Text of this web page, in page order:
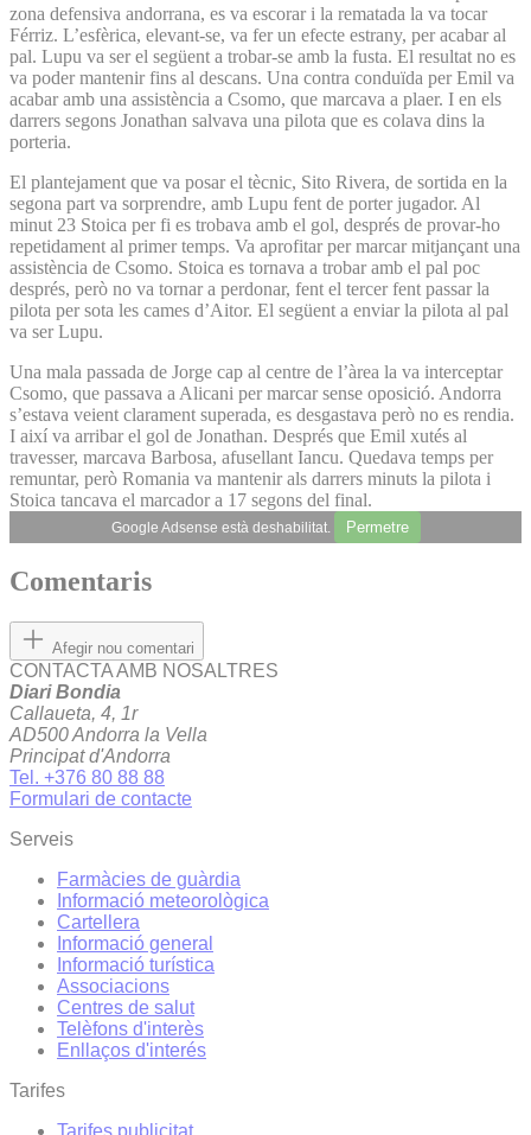
zona defensiva andorrana, es va escorar i la rematada la va tocar
Férriz. L’esfèrica, elevant-se, va fer un efecte estrany, per acabar al
pal. Lupu va ser el següent a trobar-se amb la fusta. El resultat no es
va poder mantenir fins al descans. Una contra conduïda per Emil va
acabar amb una assistència a Csomo, que marcava a plaer. I en els
darrers segons Jonathan salvava una pilota que es colava dins la
porteria.
El plantejament que va posar el tècnic, Sito Rivera, de sortida en la
segona part va sorprendre, amb Lupu fent de porter jugador. Al
minut 23 Stoica per fi es trobava amb el gol, després de provar-ho
repetidament al primer temps. Va aprofitar per marcar mitjançant una
assistència de Csomo. Stoica es tornava a trobar amb el pal poc
després, però no va tornar a perdonar, fent el tercer fent passar la
pilota per sota les cames d’Aitor. El següent a enviar la pilota al pal
va ser Lupu.
Una mala passada de Jorge cap al centre de l’àrea la va interceptar
Csomo, que passava a Alicani per marcar sense oposició. Andorra
s’estava veient clarament superada, es desgastava però no es rendia.
I així va arribar el gol de Jonathan. Després que Emil xutés al
travesser, marcava Barbosa, afusellant Iancu. Quedava temps per
remuntar, però Romania va mantenir als darrers minuts la pilota i
Stoica tancava el marcador a 17 segons del final.
Google Adsense està deshabilitat. Permetre
Comentaris
Afegir nou comentari
CONTACTA AMB NOSALTRES
Diari Bondia
Callaueta, 4, 1r
AD500 Andorra la Vella
Principat d'Andorra
Tel. +376 80 88 88
Formulari de contacte
Serveis
Farmàcies de guàrdia
Informació meteorològica
Cartellera
Informació general
Informació turística
Associacions
Centres de salut
Telèfons d'interès
Enllaços d'interés
Tarifes